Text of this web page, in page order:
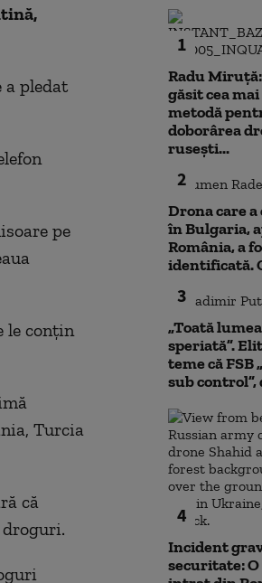
a pledat
pe
le conțin
Turcia
că
droguri.
1
Radu
găsit cea
metodă
doborârea
rusești...
2
Drona care
în Bulgaria,
România, a
identificată.
3
„Toată
speriată”.
teme că FSB
sub control”,
4
Incident
securitate: O